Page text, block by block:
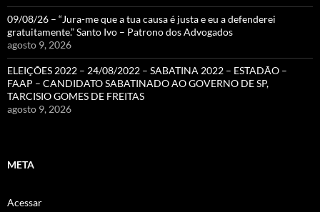
09/08/26 – “Jura-me que a tua causa é justa e eu a defenderei
gratuitamente.” Santo Ivo – Patrono dos Advogados
agosto 9, 2026
ELEIÇÕES 2022 – 24/08/2022 – SABATINA 2022 – ESTADÃO –
FAAP – CANDIDATO SABATINADO AO GOVERNO DE SP,
TARCISIO GOMES DE FREITAS
agosto 9, 2026
META
Acessar